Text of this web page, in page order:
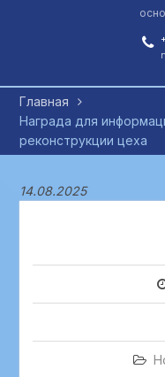
Главная
Награда для
реконструкции цеха
14.08.2025